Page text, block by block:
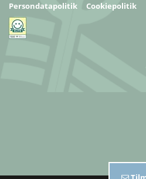
Persondatapolitik
Cookiepolitik